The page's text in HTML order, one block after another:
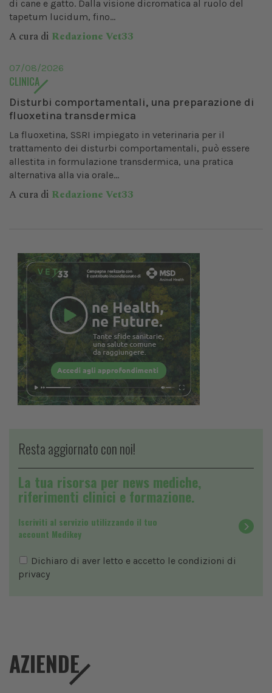
di cane e gatto. Dalla visione dicromatica al ruolo del
tapetum lucidum, fino...
A cura di Redazione Vet33
07/08/2026
CLINICA
Disturbi comportamentali, una preparazione di
fluoxetina transdermica
La fluoxetina, SSRI impiegato in veterinaria per il
trattamento dei disturbi comportamentali, può essere
allestita in formulazione transdermica, una pratica
alternativa alla via orale...
A cura di Redazione Vet33
Resta aggiornato con noi!
La tua risorsa per news mediche,
riferimenti clinici e formazione.
Iscriviti al servizio utilizzando il tuo
account Medikey
Dichiaro di aver letto e accetto le condizioni di
privacy
AZIENDE